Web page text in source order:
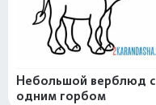
Небольшой верблюд с
одним горбом